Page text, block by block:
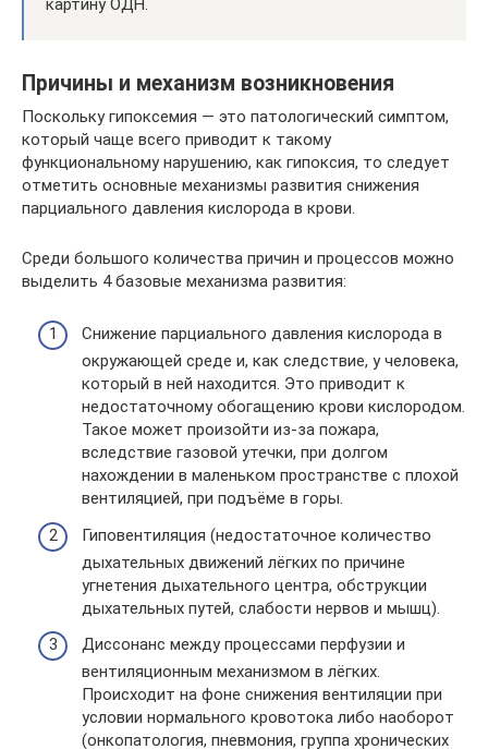
Причины и механизм возникновения
Поскольку гипоксемия — это патологический симптом,
который чаще всего приводит к такому
функциональному нарушению, как гипоксия, то следует
отметить основные механизмы развития снижения
парциального давления кислорода в крови.
Среди большого количества причин и процессов можно
выделить 4 базовые механизма развития:
Снижение парциального давления кислорода в
окружающей среде и, как следствие, у человека,
который в ней находится. Это приводит к
недостаточному обогащению крови кислородом.
Такое может произойти из-за пожара,
вследствие газовой утечки, при долгом
нахождении в маленьком пространстве с плохой
вентиляцией, при подъёме в горы.
Гиповентиляция (недостаточное количество
дыхательных движений лёгких по причине
угнетения дыхательного центра, обструкции
дыхательных путей, слабости нервов и мышц).
Диссонанс между процессами перфузии и
вентиляционным механизмом в лёгких.
Происходит на фоне снижения вентиляции при
условии нормального кровотока либо наоборот
(онкопатология, пневмония, группа хронических